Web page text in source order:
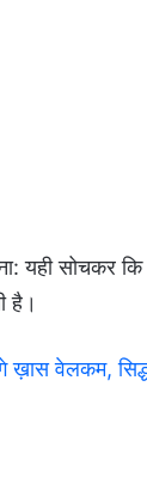
यही सोचकर
है।
वेलकम,